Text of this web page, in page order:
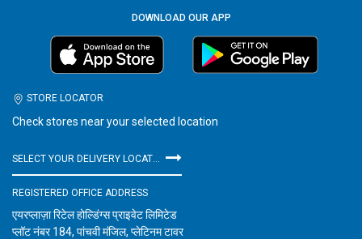
DOWNLOAD OUR APP
STORE LOCATOR
Check stores near your selected location
REGISTERED OFFICE ADDRESS
एयरप्लाज़ा रिटेल होल्डिंग्स प्राइवेट लिमिटेड
प्लॉट नंबर 184, पांचवी मंजिल, प्लेटिनम टावर